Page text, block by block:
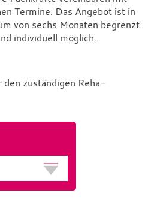
Termine. Das Angebot ist in
von sechs Monaten begrenzt.
individuell möglich.
zuständigen Reha-